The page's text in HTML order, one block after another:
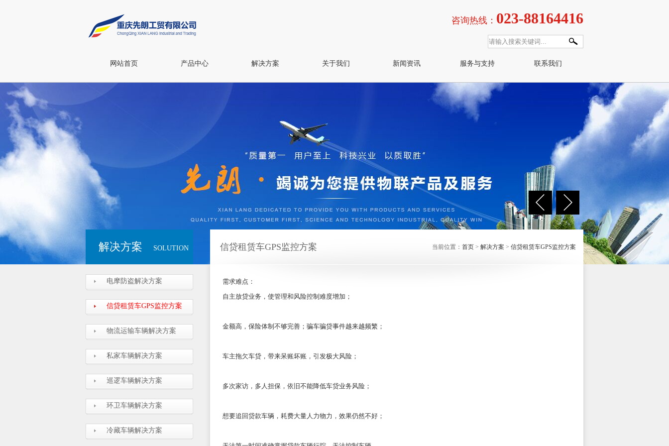
咨询热线： 023-88164416
网站首页 产品中心 解决方案 关于我们 新闻资讯 服务与支持 联系我们
解决方案 SOLUTION
电摩防盗解决方案
信贷租赁车GPS监控方案
物流运输车辆解决方案
私家车辆解决方案
巡逻车辆解决方案
环卫车辆解决方案
冷藏车辆解决方案
信贷租赁车GPS监控方案 当前位置： 首页 > 解决方案 > 信贷租赁车GPS监控方案
需求难点：
自主放贷业务，使管理和风险控制难度增加；
金额高，保险体制不够完善；骗车骗贷事件越来越频繁；
车主拖欠车贷，带来呆账坏账，引发极大风险；
多次家访，多人担保，依旧不能降低车贷业务风险；
想要追回贷款车辆，耗费大量人力物力，效果仍然不好；